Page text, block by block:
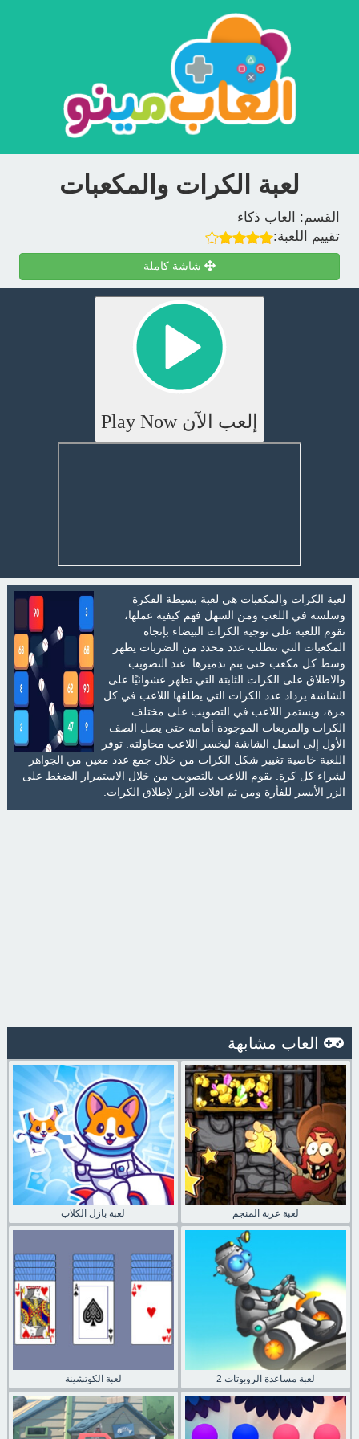
لعبة الكرات والمكعبات
القسم:
العاب ذكاء
تقييم اللعبة:
شاشة كاملة
إلعب الآن Play Now
لعبة الكرات والمكعبات هي لعبة بسيطة الفكرة
وسلسة في اللعب ومن السهل فهم كيفية عملها،
تقوم اللعبة على توجيه الكرات البيضاء بإتجاه
المكعبات التي تتطلب عدد محدد من الضربات يظهر
وسط كل مكعب حتى يتم تدميرها. عند التصويب
والاطلاق على الكرات الثابتة التي تظهر عشوائيًا على
الشاشة يزداد عدد الكرات التي يطلقها اللاعب في كل
مرة، ويستمر اللاعب في التصويب على مختلف
الكرات والمربعات الموجودة أمامه حتى يصل الصف
الأول إلى اسفل الشاشة ليخسر اللاعب محاولته. توفر
اللعبة خاصية تغيير شكل الكرات من خلال جمع عدد معين من الجواهر
لشراء كل كرة. يقوم اللاعب بالتصويب من خلال الاستمرار الضغط على
الزر الأيسر للفأرة ومن ثم افلات الزر لإطلاق الكرات.
العاب مشابهة
لعبة بازل الكلاب لعبة عربة المنجم
لعبة الكوتشينة لعبة مساعدة الروبوتات 2